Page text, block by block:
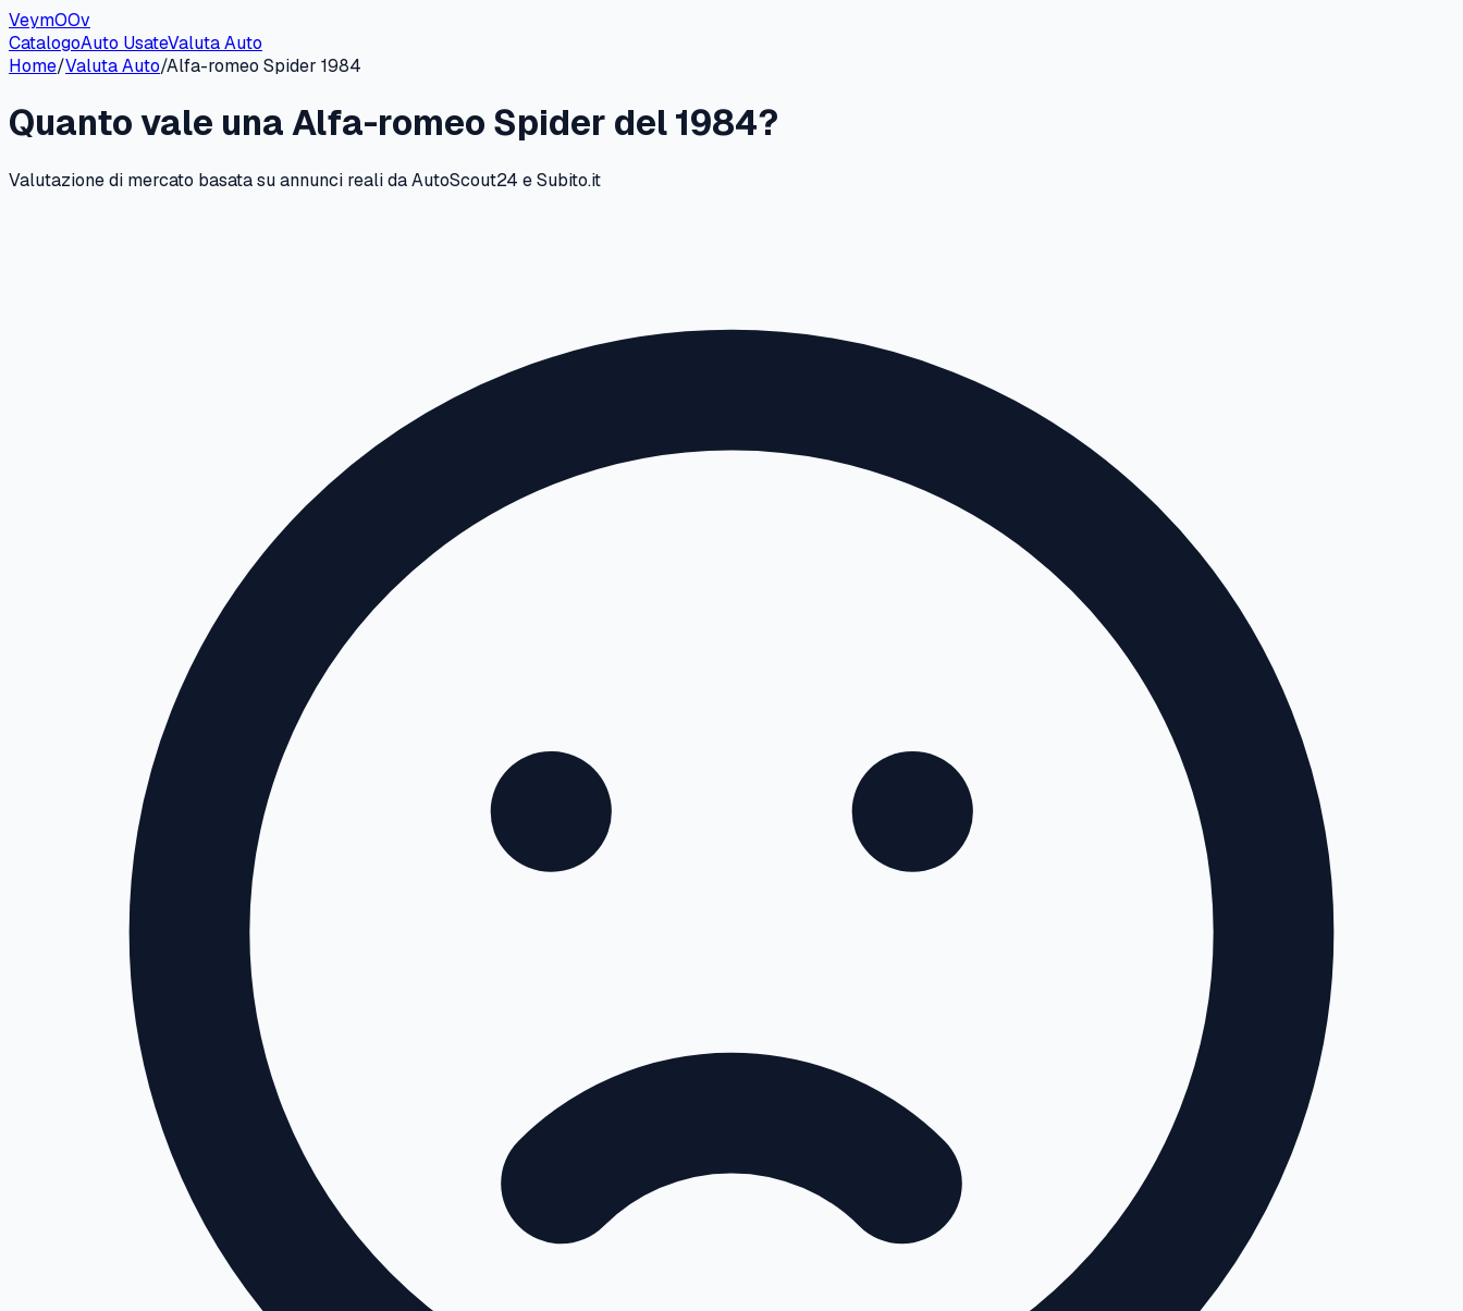
VeymOOv
CatalogoAuto UsateValuta Auto
Home/Valuta Auto/Alfa-romeo Spider 1984
Quanto vale unaAlfa-romeo Spider del1984?
Valutazione di mercato basata su annunci reali da AutoScout24 e Subito.it